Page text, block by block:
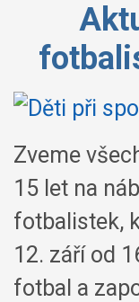
Zveme
15 let na
fotbalistek,
12. září od
fotbal a